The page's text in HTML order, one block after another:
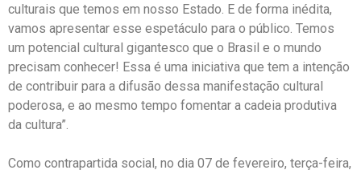
culturais que temos em nosso Estado. E de forma inédita,
vamos apresentar esse espetáculo para o público. Temos
um potencial cultural gigantesco que o Brasil e o mundo
precisam conhecer! Essa é uma iniciativa que tem a intenção
de contribuir para a difusão dessa manifestação cultural
poderosa, e ao mesmo tempo fomentar a cadeia produtiva
da cultura”.
Como contrapartida social, no dia 07 de fevereiro, terça-feira,